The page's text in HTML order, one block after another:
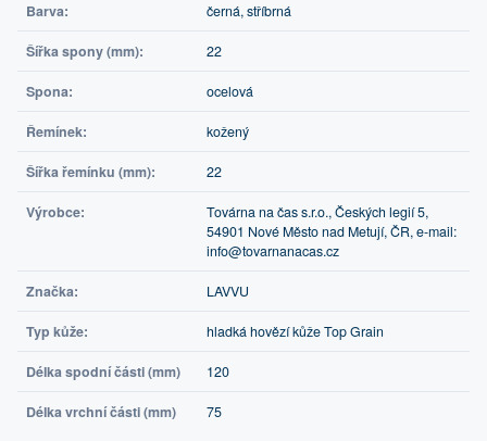
Barva: černá, stříbrná
Šířka spony (mm): 22
Spona: ocelová
Řemínek: kožený
Šířka řemínku (mm): 22
Výrobce:
Továrna na čas s.r.o., Českých legií 5,
54901 Nové Město nad Metují, ČR, e-mail:
info@tovarnanacas.cz
Značka: LAVVU
Typ kůže: hladká hovězí kůže Top Grain
Délka spodní části (mm) 120
Délka vrchní části (mm) 75